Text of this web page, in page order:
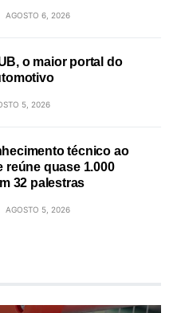
AGOSTO 6, 2026
o maior portal do
5, 2026
técnico ao
reúne quase 1.000
32 palestras
AGOSTO 5, 2026